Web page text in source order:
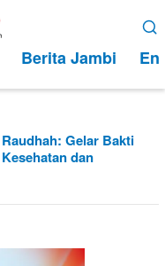
Berita Jambi
Gelar Bakti
dan